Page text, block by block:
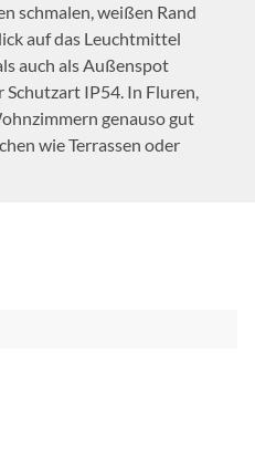
schmalen, weißen Rand
auf das Leuchtmittel
auch als Außenspot
Schutzart IP54. In Fluren,
genauso gut
wie Terrassen oder